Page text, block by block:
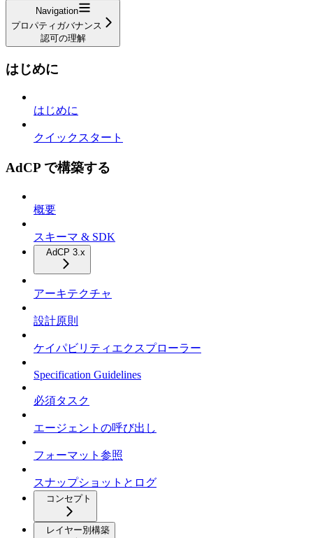
Navigation
プロパティガバナンス
認可の理解
はじめに
はじめに
クイックスタート
AdCP で構築する
概要
スキーマ & SDK
AdCP 3.x
アーキテクチャ
設計原則
ケイパビリティエクスプローラー
Specification Guidelines
必須タスク
エージェントの呼び出し
フォーマット参照
スナップショットとログ
コンセプト
レイヤー別構築